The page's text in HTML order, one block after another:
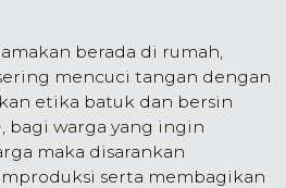
berada di rumah,
mencuci tangan dengan
etika batuk dan bersin
, bagi warga yang ingin
maka disarankan
serta membagikan